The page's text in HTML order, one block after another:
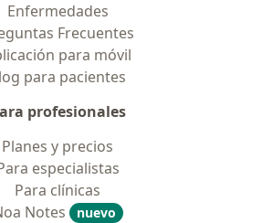
Enfermedades
Frecuentes
para móvil
para pacientes
profesionales
Planes y precios
especialistas
Para clínicas
Notes
nuevo